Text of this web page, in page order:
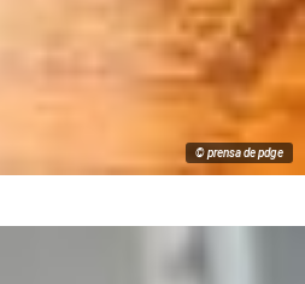
© prensa de pdge